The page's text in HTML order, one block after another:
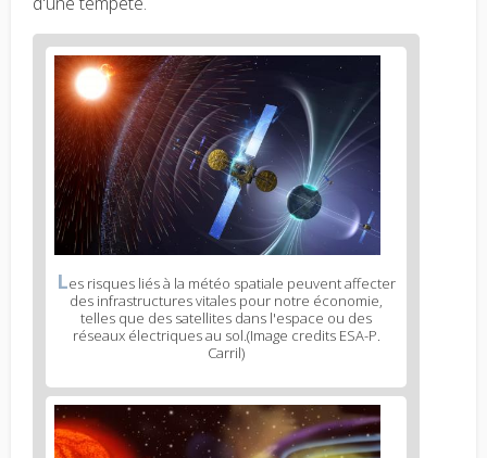
Les risques liés à la météo spatiale peuvent affecter
des infrastructures vitales pour notre économie,
telles que des satellites dans l'espace ou des
réseaux électriques au sol.(Image credits ESA-P.
Carril)